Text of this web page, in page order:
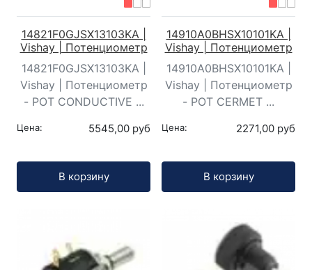
14821F0GJSX13103KA |
Vishay | Потенциометр
14821F0GJSX13103KA |
Vishay | Потенциометр
- POT CONDUCTIVE ...
Цена: 5545,00 руб
В корзину
14910A0BHSX10101KA |
Vishay | Потенциометр
14910A0BHSX10101KA |
Vishay | Потенциометр
- POT CERMET ...
Цена: 2271,00 руб
В корзину